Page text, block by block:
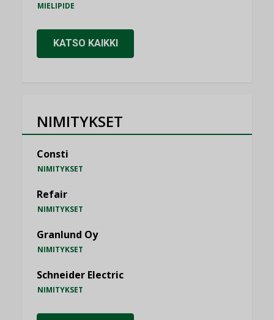
MIELIPIDE
KATSO KAIKKI
NIMITYKSET
Consti
NIMITYKSET
Refair
NIMITYKSET
Granlund Oy
NIMITYKSET
Schneider Electric
NIMITYKSET